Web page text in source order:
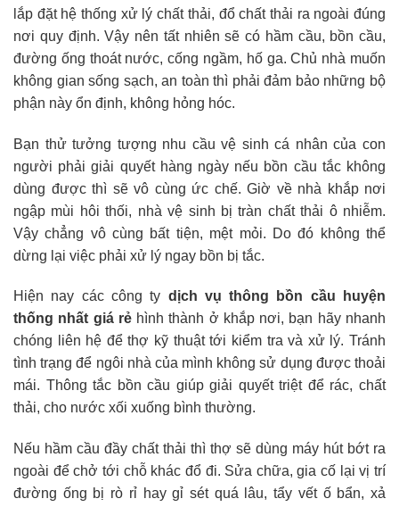
lắp đặt hệ thống xử lý chất thải, đổ chất thải ra ngoài đúng
nơi quy định. Vậy nên tất nhiên sẽ có hầm cầu, bồn cầu,
đường ống thoát nước, cống ngầm, hố ga. Chủ nhà muốn
không gian sống sạch, an toàn thì phải đảm bảo những bộ
phận này ổn định, không hỏng hóc.
Bạn thử tưởng tượng nhu cầu vệ sinh cá nhân của con
người phải giải quyết hàng ngày nếu bồn cầu tắc không
dùng được thì sẽ vô cùng ức chế. Giờ về nhà khắp nơi
ngập mùi hôi thối, nhà vệ sinh bị tràn chất thải ô nhiễm.
Vậy chẳng vô cùng bất tiện, mệt mỏi. Do đó không thể
dừng lại việc phải xử lý ngay bồn bị tắc.
Hiện nay các công ty dịch vụ thông bồn cầu huyện
thống nhất giá rẻhình thành ở khắp nơi, bạn hãy nhanh
chóng liên hệ để thợ kỹ thuật tới kiểm tra và xử lý. Tránh
tình trạng để ngôi nhà của mình không sử dụng được thoải
mái. Thông tắc bồn cầu giúp giải quyết triệt để rác, chất
thải, cho nước xối xuống bình thường.
Nếu hầm cầu đầy chất thải thì thợ sẽ dùng máy hút bớt ra
ngoài để chở tới chỗ khác đổ đi. Sửa chữa, gia cố lại vị trí
đường ống bị rò rỉ hay gỉ sét quá lâu, tẩy vết ố bẩn, xả